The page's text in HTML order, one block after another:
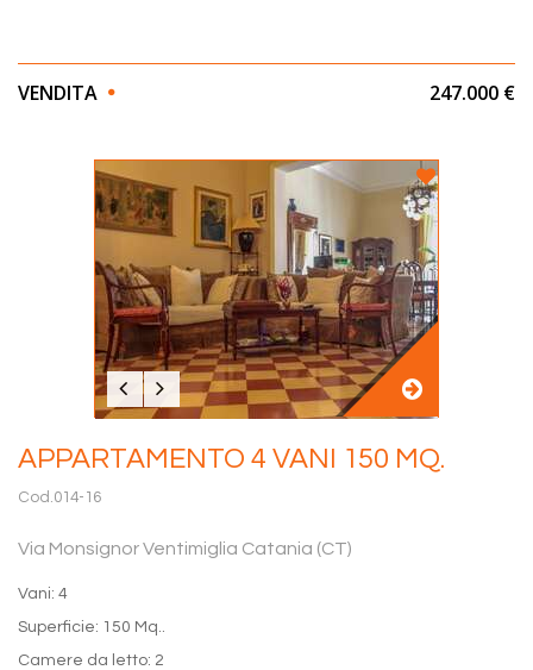
VENDITA 247.000 €
APPARTAMENTO 4 VANI 150 MQ.
Cod.014-16
Via Monsignor Ventimiglia Catania (CT)
Vani: 4
Superficie: 150 Mq..
Camere da letto: 2